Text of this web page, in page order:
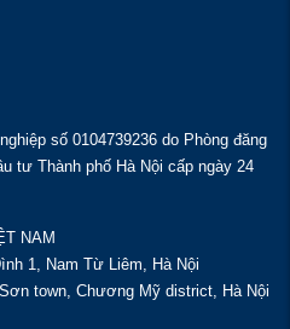
số 0104739236 do Phòng đăng
tư Thành phố Hà Nội cấp ngày 24
NAM
1, Nam Từ Liêm, Hà Nội
town, Chương Mỹ district, Hà Nội